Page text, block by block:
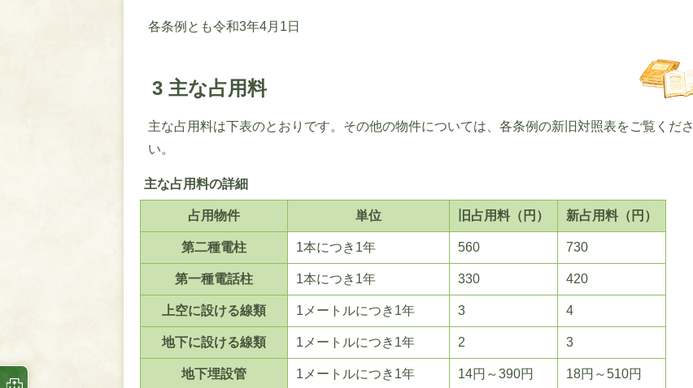
各条例とも令和3年4月1日
3 主な占用料
主な占用料は下表のとおりです。その他の物件については、各条例の新旧対照表をご覧くださ
い。
主な占用料の詳細
占用物件 単位 旧占用料（円） 新占用料（円）
第二種電柱 1本につき1年 560 730
第一種電話柱 1本につき1年 330 420
上空に設ける線類 1メートルにつき1年 3 4
地下に設ける線類 1メートルにつき1年 2 3
地下埋設管 1メートルにつき1年 14円～390円 18円～510円